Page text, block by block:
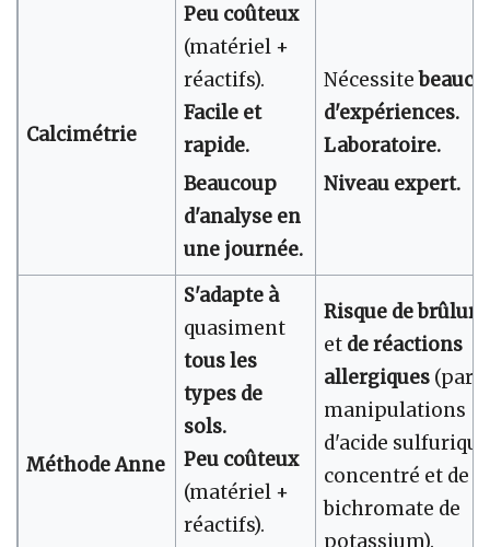
Calcimétrie
Peu coûteux
(matériel +
réactifs).
Facile et
rapide.
Beaucoup
d'analyse en
une journée.
Nécessite
d'expériences.
Laboratoire.
Niveau expert.
Méthode Anne
S'adapte à
quasiment
tous les
types de
sols.
Peu coûteux
(matériel +
réactifs).
Risque de
et de réactions
allergiques(par
manipulations
d'acide sulfurique
concentré et de
bichromate de
potassium).